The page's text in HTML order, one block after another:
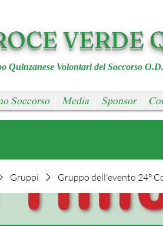
VERDE
Quinzanese Volontari del Soccorso
Soccorso Media Sponsor
Gruppi Gruppo dell'evento 24°